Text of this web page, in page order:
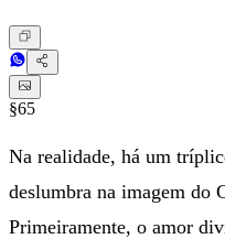
§65
Na realidade, há um
deslumbra na imagem do
Primeiramente, o amor